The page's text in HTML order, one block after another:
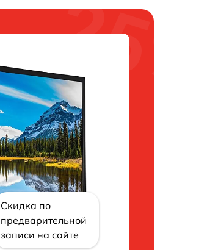
Скидка по
предварительной
записи на сайте